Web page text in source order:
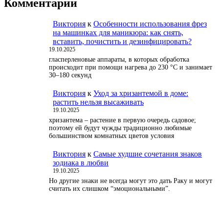
Комментарии
Виктория к Особенности использования фрез
на машинках для маникюра: как снять,
вставить, почистить и дезинфицировать?
19.10.2025
гласперленовые аппараты, в которых обработка
происходит при помощи нагрева до 230 °С и занимает
30–180 секунд
Виктория к Уход за хризантемой в доме:
растить нельзя высаживать
19.10.2025
хризантема – растение в первую очередь садовое;
поэтому ей будут чужды традиционно любимые
большинством комнатных цветов условия
Виктория к Самые худшие сочетания знаков
зодиака в любви
19.10.2025
Но другие знаки не всегда могут это дать Раку и могут
считать их слишком “эмоциональными”.